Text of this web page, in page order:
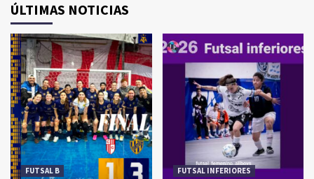
ÚLTIMAS NOTICIAS
FUTSAL B FUTSAL INFERIORES